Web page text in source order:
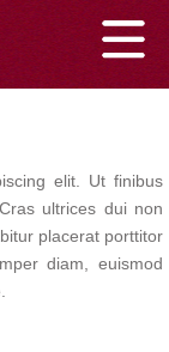
elit. Ut finibus
ultrices dui non
placerat porttitor
diam, euismod